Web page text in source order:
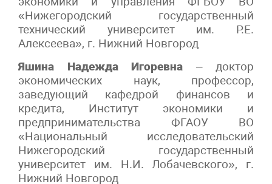
«Нижегородский государственный
технический университет им. Р.Е.
Алексеева», г. Нижний Новгород
Яшина Надежда Игоревна – доктор
экономических наук, профессор,
заведующий кафедрой финансов и
кредита, Институт экономики и
предпринимательства ФГАОУ ВО
«Национальный исследовательский
Нижегородский государственный
университет им. Н.И. Лобачевского», г.
Нижний Новгород